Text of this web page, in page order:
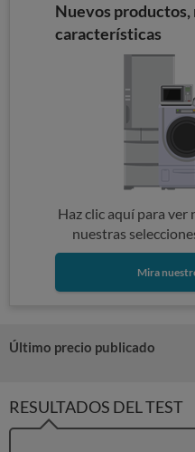
Nuevos productos,
características
Haz clic aquí para
nuestras
Mira
Último precio publicado
RESULTADOS DEL TEST